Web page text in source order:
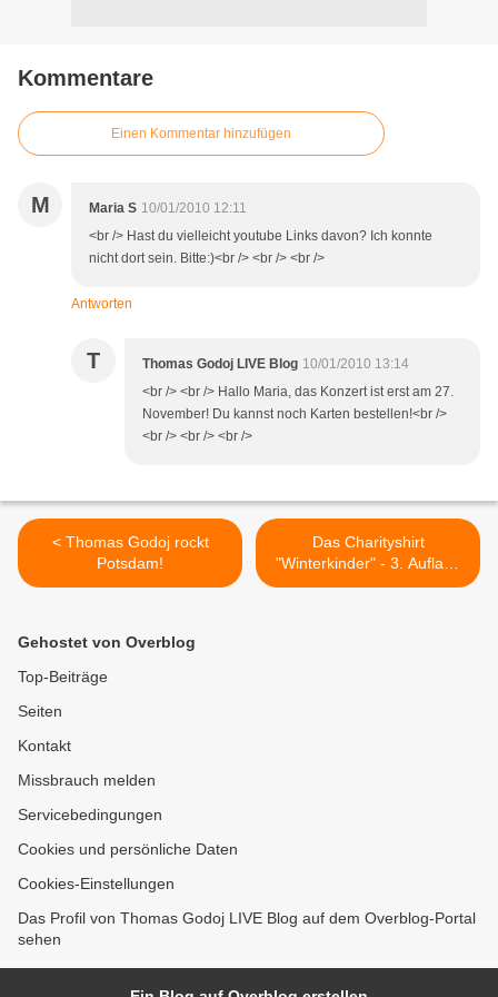
Kommentare
Einen Kommentar hinzufügen
M Maria S 10/01/2010 12:11
<br /> Hast du vielleicht youtube Links davon? Ich konnte
nicht dort sein. Bitte:)<br /> <br /> <br />
Antworten
T Thomas Godoj LIVE Blog 10/01/2010 13:14
<br /> <br /> Hallo Maria, das Konzert ist erst am 27.
November! Du kannst noch Karten bestellen!<br />
<br /> <br /> <br />
< Thomas Godoj rockt
Potsdam!
Das Charityshirt
"Winterkinder" - 3. Auflage
läuft! >
Gehostet von Overblog
Top-Beiträge
Seiten
Kontakt
Missbrauch melden
Servicebedingungen
Cookies und persönliche Daten
Cookies-Einstellungen
Das Profil von Thomas Godoj LIVE Blog auf dem Overblog-Portal
sehen